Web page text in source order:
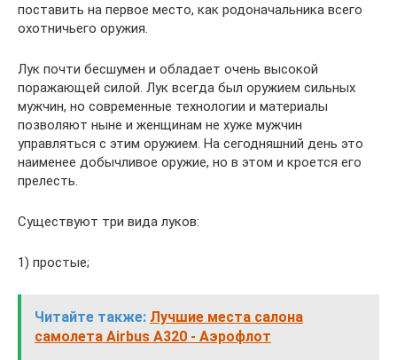
поставить на первое место, как родоначальника всего
охотничьего оружия.
Лук почти бесшумен и обладает очень высокой
поражающей силой. Лук всегда был оружием сильных
мужчин, но современные технологии и материалы
позволяют ныне и женщинам не хуже мужчин
управляться с этим оружием. На сегодняшний день это
наименее добычливое оружие, но в этом и кроется его
прелесть.
Существуют три вида луков:
1) простые;
Читайте также: Лучшие места салона
самолета Airbus A320 - Аэрофлот